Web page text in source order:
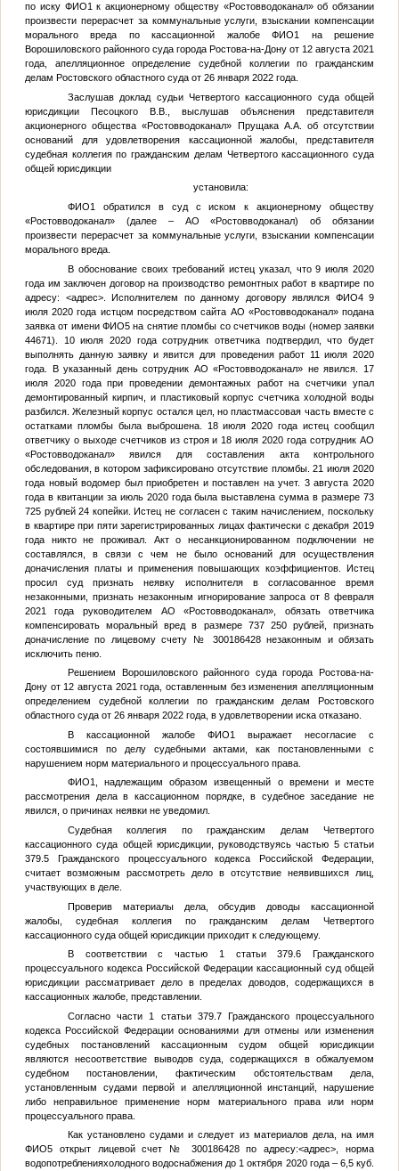
по иску ФИО1 к акционерному обществу «Ростовводоканал» об обязании
произвести перерасчет за коммунальные услуги, взыскании компенсации
морального вреда по кассационной жалобеФИО1
на решение
Ворошиловского районного суда города Ростова-на-Дону от 12 августа 2021
года, апелляционное определение судебной коллегии по гражданским
делам Ростовского областного суда от 26 января 2022 года.
Заслушав доклад судьи Четвертого кассационного суда общей
юрисдикции Песоцкого В.В., выслушав объяснения представителя
акционерного общества «Ростовводоканал» Прущака А.А. об отсутствии
оснований для удовлетворения кассационной жалобы, представителя
судебная коллегия по гражданским делам Четвертого кассационного суда
общей юрисдикции
установила:
ФИО1
обратился в суд с иском к акционерному обществу
«Ростовводоканал» (далее – АО «Ростовводоканал) об обязании
произвести перерасчет за коммунальные услуги, взыскании компенсации
морального вреда.
В обоснование своих требований истец указал, что 9 июля 2020
года им заключен договор на производство ремонтных работ в квартире по
адресу: <адрес>. Исполнителем по данному договору являлся ФИО49
июля 2020 года истцом посредством сайта АО «Ростовводоканал» подана
заявка от имениФИО5 на снятие пломбы со счетчиков воды (номер заявки
44671). 10 июля 2020 года сотрудник ответчика подтвердил, что будет
выполнять данную заявку и явится для проведения работ 11 июля 2020
года. В указанный день сотрудник АО «Ростовводоканал» не явился. 17
июля 2020 года при проведении демонтажных работ на счетчики упал
демонтированный кирпич, и пластиковый корпус счетчика холодной воды
разбился. Железный корпус остался цел, но пластмассовая часть вместе с
остатками пломбы была выброшена. 18 июля 2020 года истец сообщил
ответчику о выходе счетчиков из строя и 18 июля 2020 года сотрудник АО
«Ростовводоканал» явился для составления акта контрольного
обследования, в котором зафиксировано отсутствие пломбы. 21 июля 2020
года новый водомер был приобретен и поставлен на учет. 3 августа 2020
года в квитанции за июль 2020 года была выставлена сумма в размере 73
725 рублей 24 копейки. Истец не согласен с таким начислением, поскольку
в квартире при пяти зарегистрированных лицах фактически с декабря 2019
года никто не проживал. Акт о несанкционированном подключении не
составлялся, в связи с чем не было оснований для осуществления
доначисления платы и применения повышающих коэффициентов. Истец
просил суд признать неявку исполнителя в согласованное время
незаконными, признать незаконным игнорирование запроса от 8 февраля
2021 года руководителем АО «Ростовводоканал», обязать ответчика
компенсировать моральный вред в размере 737 250 рублей, признать
доначисление по лицевому счету № 300186428 незаконным и обязать
исключить пеню.
Решением Ворошиловского районного суда города Ростова-на-
Дону от 12 августа 2021 года, оставленным без изменения апелляционным
определением судебной коллегии по гражданским делам Ростовского
областного суда от 26 января 2022 года, в удовлетворении иска отказано.
В кассационной жалобе ФИО1
выражает несогласие с
состоявшимися по делу судебными актами, как постановленными с
нарушением норм материального и процессуального права.
ФИО1
, надлежащим образом извещенный о времени и месте
рассмотрения дела в кассационном порядке, в судебное заседание не
явился, о причинах неявки не уведомил.
Судебная коллегия по гражданским делам Четвертого
кассационного суда общей юрисдикции, руководствуясь частью 5 статьи
379.5 Гражданского процессуального кодекса Российской Федерации,
считает возможным рассмотреть дело в отсутствие неявившихся лиц,
участвующих в деле.
Проверив материалы дела, обсудив доводы кассационной
жалобы, судебная коллегия по гражданским делам Четвертого
кассационного суда общей юрисдикции приходит к следующему.
В соответствии с частью 1 статьи 379.6 Гражданского
процессуального кодекса Российской Федерации кассационный суд общей
юрисдикции рассматривает дело в пределах доводов, содержащихся в
кассационных жалобе, представлении.
Согласно части 1 статьи 379.7 Гражданского процессуального
кодекса Российской Федерации основаниями для отмены или изменения
судебных постановлений кассационным судом общей юрисдикции
являются несоответствие выводов суда, содержащихся в обжалуемом
судебном постановлении, фактическим обстоятельствам дела,
установленным судами первой и апелляционной инстанций, нарушение
либо неправильное применение норм материального права или норм
процессуального права.
Как установлено судами и следует из материалов дела, на имя
ФИО5открыт лицевой счет № 300186428 по адресу:<адрес> , норма
водопотребленияхолодного водоснабжения до 1 октября 2020 года – 6,5 куб.